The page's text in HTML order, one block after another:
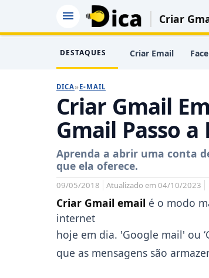
Criar
DESTAQUES Criar Email
DICA»E-MAIL
Criar Gmail
Gmail Passo a
Aprenda a abrir uma conta
que ela oferece.
09/05/2018 Atualizado em 04/10/2023
Criar Gmail email é o modo
internet
hoje em dia. 'Google mail' ou
que as mensagens são